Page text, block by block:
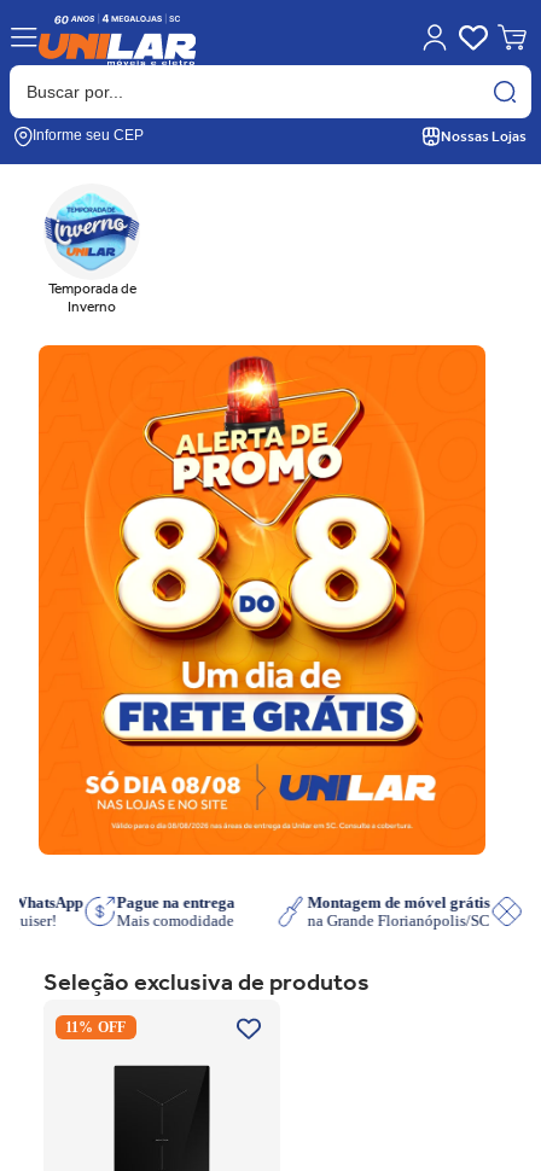
Informe seu CEP Nossas Lojas
Temporada de
Inverno
no WhatsApp
que quiser!
Pague na entrega
Mais comodidade
Montagem de móvel grátis
na Grande Florianópolis/SC
Seleção exclusiva de produtos
Electrolux IE3LP Powerboost
11% OFF